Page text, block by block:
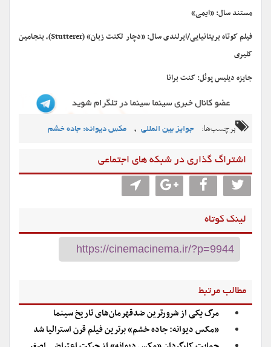
مستند سال: «ایمی»
فیلم کوتاه بریتانیایی/ایرلندی سال: «دچار لکنت زبان» (Stutterer)، بنجامین
کلیری
جایزه دیلیس پوئل: کنت برانا
برچسب‌ها: جوایز بین المللی , مکس دیوانه: جاده خشم
اشتراگ گذاری در شبکه های اجتماعی
لینک کوتاه
مطالب مرتبط
مرگ یکی از شرورترین ضدقهرمان‌های تاریخ سینما
«مکس دیوانه: جاده خشم» برترین فیلم قرن استرالیا شد